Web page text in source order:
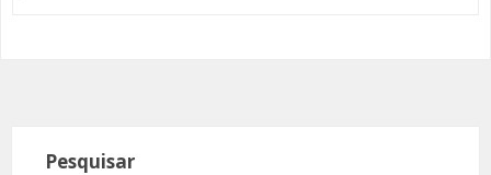
Pesquisar